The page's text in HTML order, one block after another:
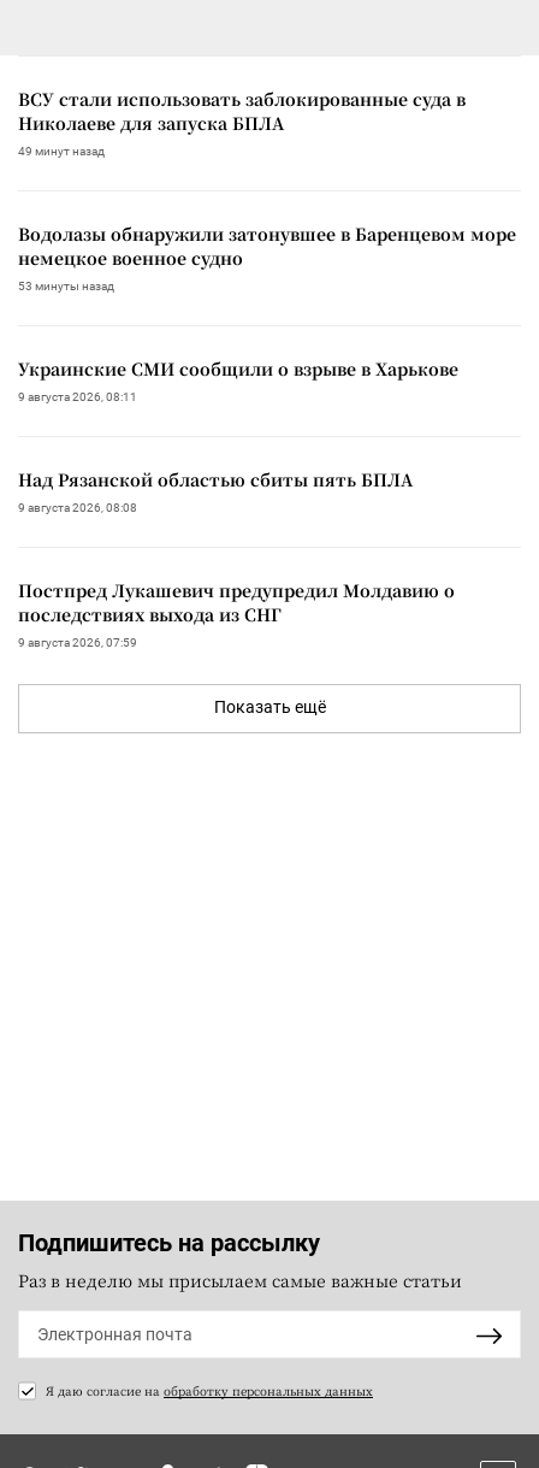
ВСУ стали использовать заблокированные суда в
Николаеве для запуска БПЛА
49 минут назад
Водолазы обнаружили затонувшее в Баренцевом море
немецкое военное судно
53 минуты назад
Украинские СМИ сообщили о взрыве в Харькове
9 августа 2026, 08:11
Над Рязанской областью сбиты пять БПЛА
9 августа 2026, 08:08
Постпред Лукашевич предупредил Молдавию о
последствиях выхода из СНГ
9 августа 2026, 07:59
Показать ещё
Подпишитесь на рассылку
Раз в неделю мы присылаем самые важные статьи
Я даю согласие на обработку персональных данных